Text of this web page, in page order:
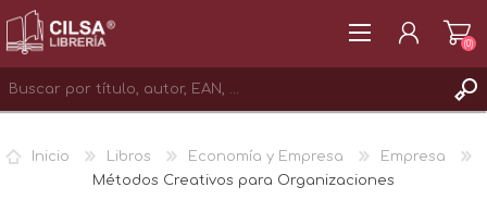
INICIAR SESIÓN
(0)
Inicio Libros Economía y Empresa
Empresa
Métodos Creativos para Organizaciones